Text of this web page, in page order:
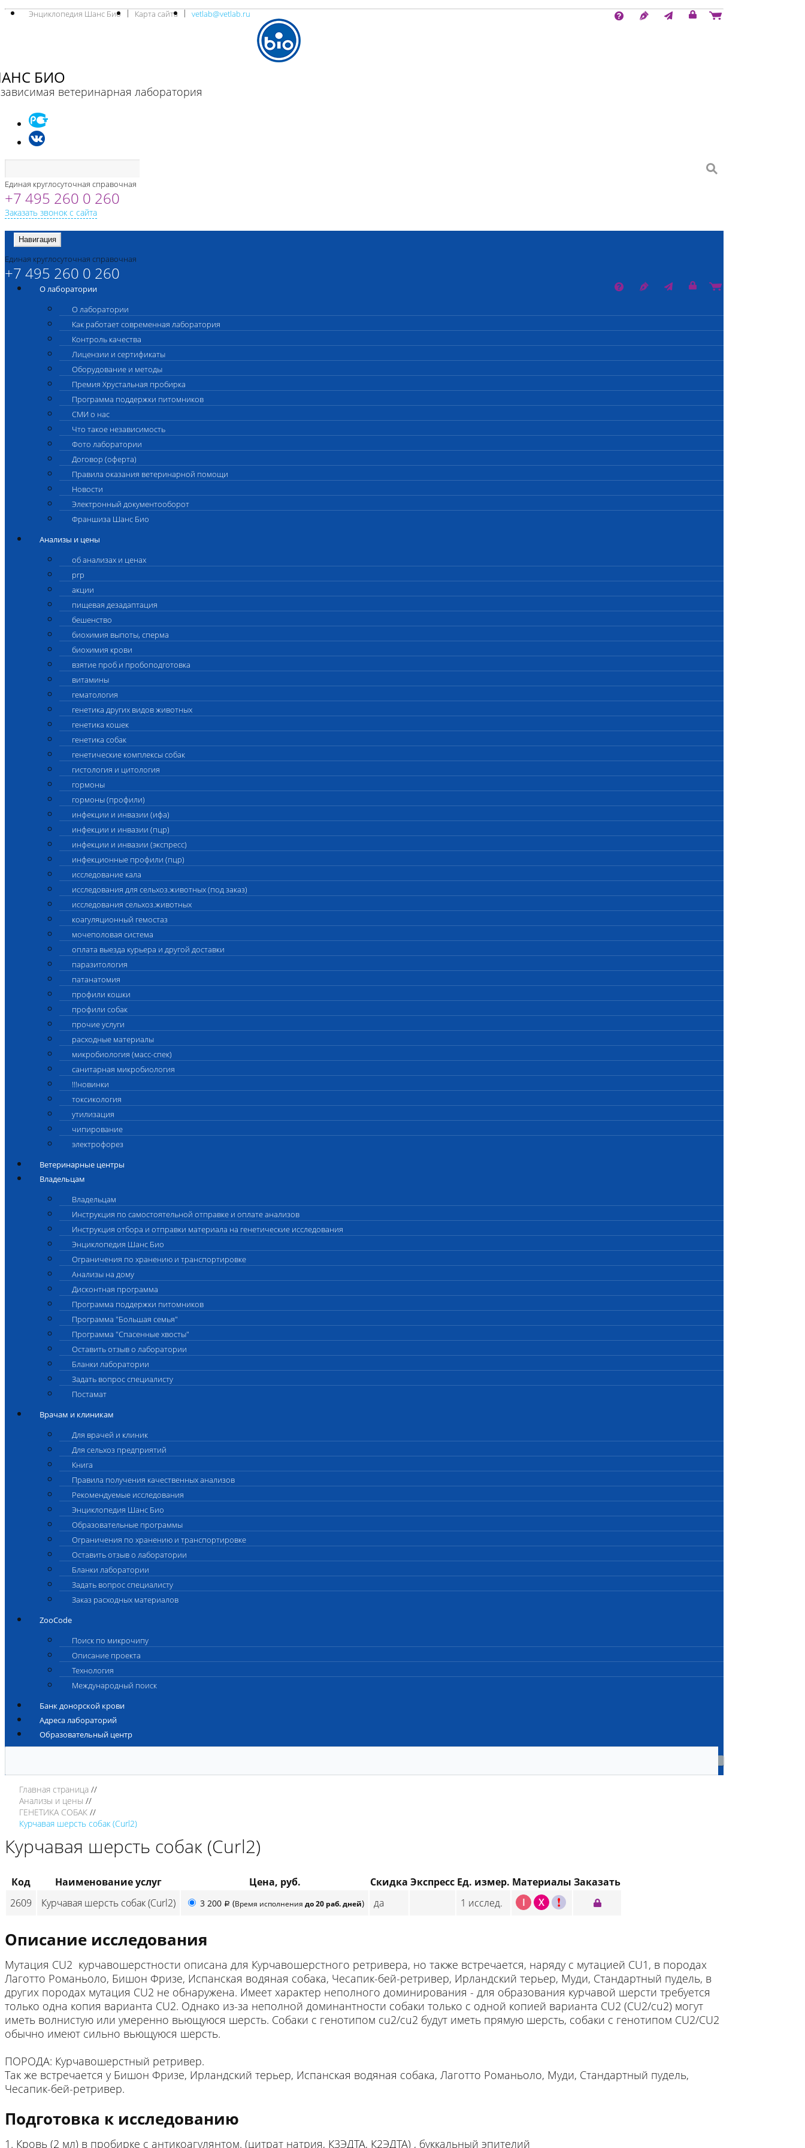
Энциклопедия Шанс Био Карта сайта vetlab@vetlab.ru
БИО
ветеринарная лаборатория
Единая круглосуточная справочная
+7 495 260 0 260
Заказать звонок с сайта
Навигация
Единая круглосуточная справочная
+7 495 260 0 260
О лаборатории
О лаборатории
Как работает современная лаборатория
Контроль качества
Лицензии и сертификаты
Оборудование и методы
Премия Хрустальная пробирка
Программа поддержки питомников
СМИ о нас
Что такое независимость
Фото лаборатории
Договор (оферта)
Правила оказания ветеринарной помощи
Новости
Электронный документооборот
Франшиза Шанс Био
Анализы и цены
об анализах и ценах
prp
акции
пищевая дезадаптация
бешенство
биохимия выпоты, сперма
биохимия крови
взятие проб и пробоподготовка
витамины
гематология
генетика других видов животных
генетика кошек
генетика собак
генетические комплексы собак
гистология и цитология
гормоны
гормоны (профили)
инфекции и инвазии (ифа)
инфекции и инвазии (пцр)
инфекции и инвазии (экспресс)
инфекционные профили (пцр)
исследование кала
исследования для сельхоз.животных (под заказ)
исследования сельхоз.животных
коагуляционный гемостаз
мочеполовая система
оплата выезда курьера и другой доставки
паразитология
патанатомия
профили кошки
профили собак
прочие услуги
расходные материалы
микробиология (масс-спек)
санитарная микробиология
!!!новинки
токсикология
утилизация
чипирование
электрофорез
Ветеринарные центры
Владельцам
Владельцам
Инструкция по самостоятельной отправке и оплате анализов
Инструкция отбора и отправки материала на генетические исследования
Энциклопедия Шанс Био
Ограничения по хранению и транспортировке
Анализы на дому
Дисконтная программа
Программа поддержки питомников
Программа "Большая семья"
Программа "Спасенные хвосты"
Оставить отзыв о лаборатории
Бланки лаборатории
Задать вопрос специалисту
Постамат
Врачам и клиникам
Для врачей и клиник
Для сельхоз предприятий
Книга
Правила получения качественных анализов
Рекомендуемые исследования
Энциклопедия Шанс Био
Образовательные программы
Ограничения по хранению и транспортировке
Оставить отзыв о лаборатории
Бланки лаборатории
Задать вопрос специалисту
Заказ расходных материалов
ZooCode
Поиск по микрочипу
Описание проекта
Технология
Международный поиск
Банк донорской крови
Адреса лабораторий
Образовательный центр
Главная страница
Анализы и цены
ГЕНЕТИКА СОБАК
Курчавая шерсть собак (Curl2)
Курчавая шерсть собак (Curl2)
Код Наименование услуг Цена, руб. Скидка Экспресс Ед. измер. Материалы Заказать
2609
Курчавая шерсть собак (Curl2) 3 200 p (Время исполнения до 20 раб. дней) да 1 исслед. I X C
Описание исследования
Мутация CU2 курчавошерстности описана для Курчавошерстного ретривера, но также встречается, наряду с мутацией CU1, в породах
Лаготто Романьоло, Бишон Фризе, Испанская водяная собака, Чесапик-бей-ретривер, Ирландский терьер, Муди, Стандартный пудель, в
других породах мутация CU2 не обнаружена. Имеет характер неполного доминирования - для образования курчавой шерсти требуется
только одна копия варианта CU2. Однако из-за неполной доминантноcти собаки только с одной копией варианта CU2 (CU2/cu2) могут
иметь волнистую или умеренно вьющуюся шерсть. Собаки с генотипом cu2/cu2 будут иметь прямую шерсть, собаки с генотипом CU2/CU2
обычно имеют сильно вьющуюся шерсть.
ПОРОДА: Курчавошерстный ретривер.
Так же встречается у Бишон Фризе, Ирландский терьер, Испанская водяная собака, Лаготто Романьоло, Муди, Стандартный пудель,
Чесапик-бей-ретривер.
Подготовка к исследованию
1. Кровь (2 мл) в пробирке с антикоагулянтом. (цитрат натрия, К3ЭДТА, К2ЭДТА) , буккальный эпителий